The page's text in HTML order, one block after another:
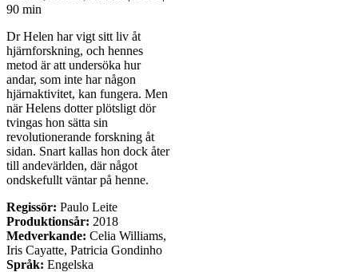
90 min
Dr Helen har vigt sitt liv åt
hjärnforskning, och hennes
metod är att undersöka hur
andar, som inte har någon
hjärnaktivitet, kan fungera. Men
när Helens dotter plötsligt dör
tvingas hon sätta sin
revolutionerande forskning åt
sidan. Snart kallas hon dock åter
till andevärlden, där något
ondskefullt väntar på henne.
Regissör: Paulo Leite
Produktionsår: 2018
Medverkande: Celia Williams,
Iris Cayatte, Patricia Gondinho
Språk: Engelska